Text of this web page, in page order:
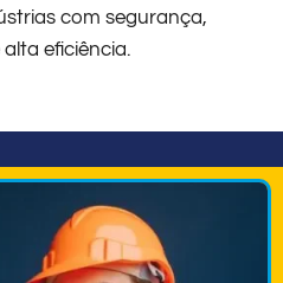
com segurança,
eficiência.